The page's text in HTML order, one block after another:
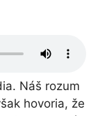
Náš rozum
hovoria, že